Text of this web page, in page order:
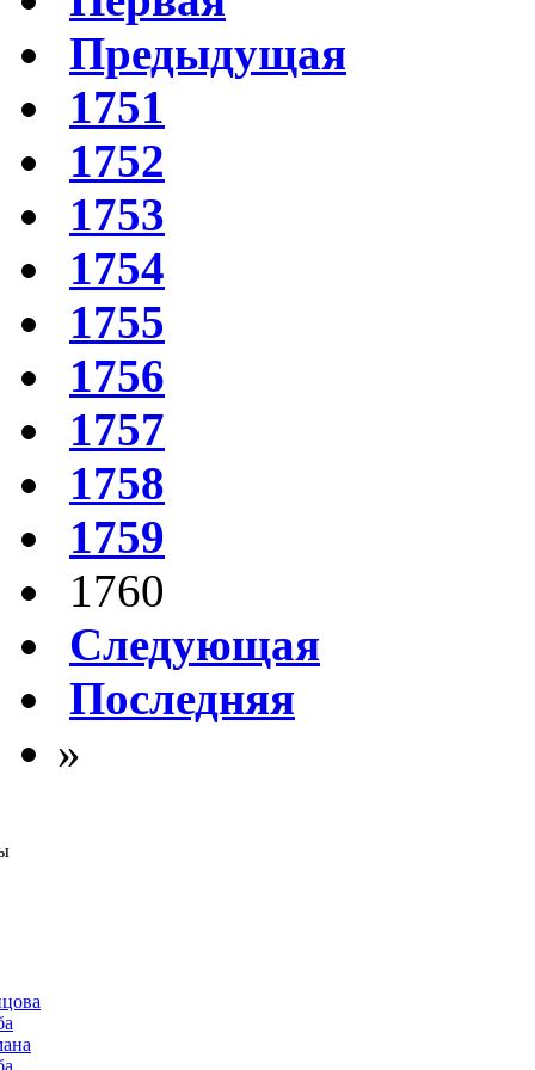
Предыдущая
1751
1752
1753
1754
1755
1756
1757
1758
1759
1760
Следующая
Последняя
»